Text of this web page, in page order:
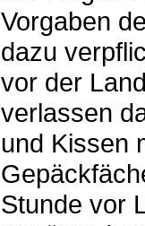
Vorgaben
dazu
vor der
verlassen
und Kissen
Stunde vor